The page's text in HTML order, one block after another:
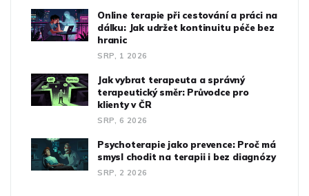
Online terapie při cestování a práci na
dálku: Jak udržet kontinuitu péče bez
hranic
SRP, 1 2026
Jak vybrat terapeuta a správný
terapeutický směr: Průvodce pro
klienty v ČR
SRP, 6 2026
Psychoterapie jako prevence: Proč má
smysl chodit na terapii i bez diagnózy
SRP, 2 2026